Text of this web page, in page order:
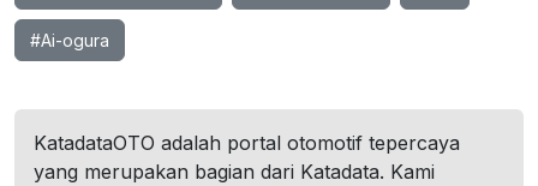
#Ai-ogura
KatadataOTO adalah portal otomotif tepercaya
yang merupakan bagian dari Katadata. Kami